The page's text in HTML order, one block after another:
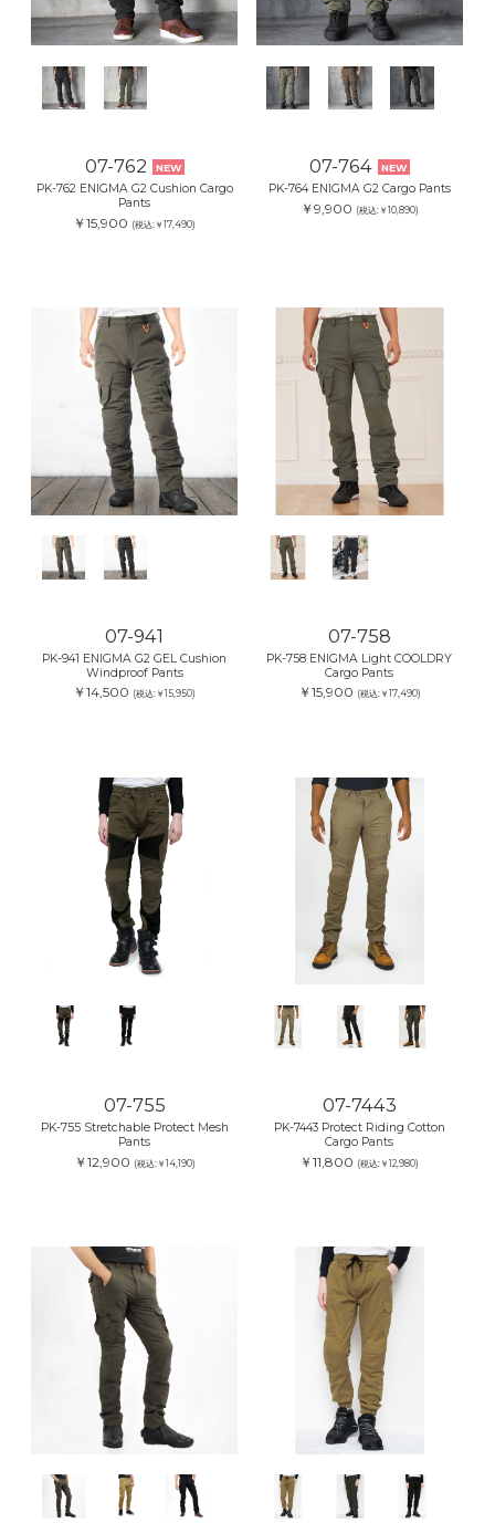
07-762 NEW
PK-762 ENIGMA G2 Cushion Cargo
Pants
￥15,900 (税込:￥17,490)
07-764 NEW
PK-764 ENIGMA G2 Cargo Pants
￥9,900 (税込:￥10,890)
07-941
PK-941 ENIGMA G2 GEL Cushion
Windproof Pants
￥14,500 (税込:￥15,950)
07-758
PK-758 ENIGMA Light COOLDRY
Cargo Pants
￥15,900 (税込:￥17,490)
07-755
PK-755 Stretchable Protect Mesh
Pants
￥12,900 (税込:￥14,190)
07-7443
PK-7443 Protect Riding Cotton
Cargo Pants
￥11,800 (税込:￥12,980)